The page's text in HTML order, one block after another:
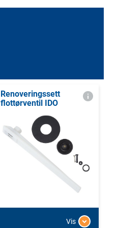
Renoveringssett
flottørventil IDO
Vis